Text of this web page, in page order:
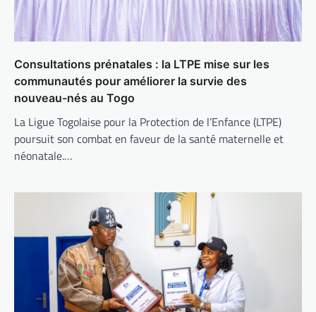
Consultations prénatales : la LTPE mise sur les
communautés pour améliorer la survie des
nouveau-nés au Togo
La Ligue Togolaise pour la Protection de l’Enfance (LTPE)
poursuit son combat en faveur de la santé maternelle et
néonatale.…